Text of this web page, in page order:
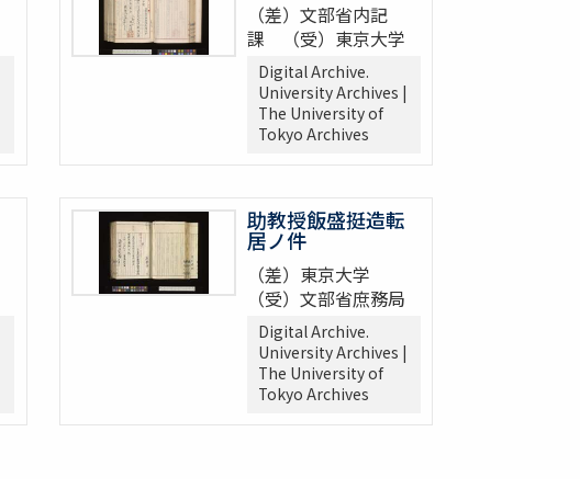
（差）文部省内記
課 （受）東京大学
Digital Archive.
University Archives |
The University of
Tokyo Archives
助教授飯盛挺造転
居ノ件
（差）東京大学
（受）文部省庶務局
Digital Archive.
University Archives |
The University of
Tokyo Archives